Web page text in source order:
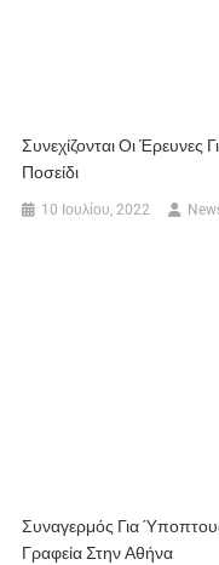
Συνεχίζονται Οι
Ποσείδι
10 Ιουλίου, 2022
Συναγερμός Για
Γραφεία Στην Αθήνα